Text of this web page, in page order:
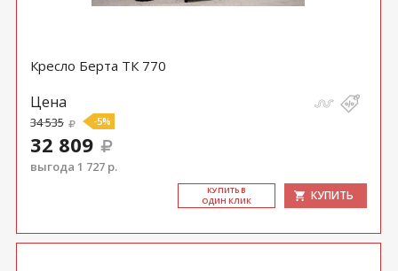
Кресло Берта ТК 770
Цена
34 535 -5%
32 809
выгода 1 727 р.
КУ­ПИТЬ В
ОДИН КЛИК
КУПИТЬ